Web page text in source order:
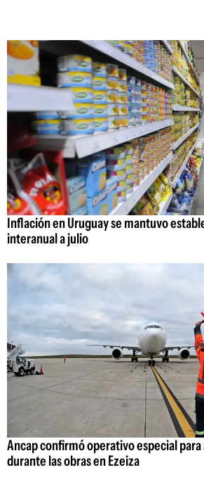
Inflación en Uruguay se mantuvo
interanual a julio
Ancap confirmó operativo especial
durante las obras en Ezeiza